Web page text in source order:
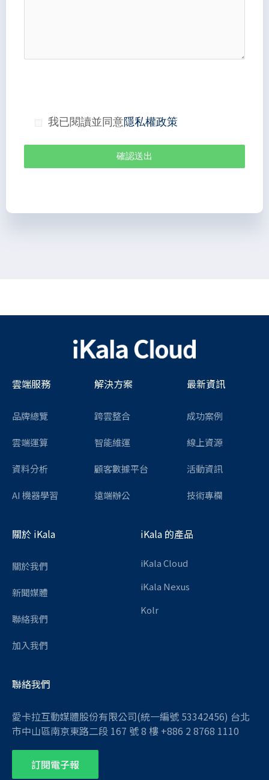
我已閱讀並同意隱私權政策
確認送出
雲端服務
品牌總覽
雲端運算
資料分析
AI 機器學習
解決方案
跨雲整合
智能維運
顧客數據平台
遠端辦公
最新資訊
成功案例
線上資源
活動資訊
技術專欄
關於 iKala
關於我們
新聞媒體
聯絡我們
加入我們
iKala 的產品
iKala Cloud
iKala Nexus
Kolr
聯絡我們
愛卡拉互動媒體股份有限公司(統一編號 53342456) 台北
市中山區南京東路二段 167 號 8 樓 +886 2 8768 1110
訂閱電子報